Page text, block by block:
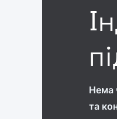
Нема
та